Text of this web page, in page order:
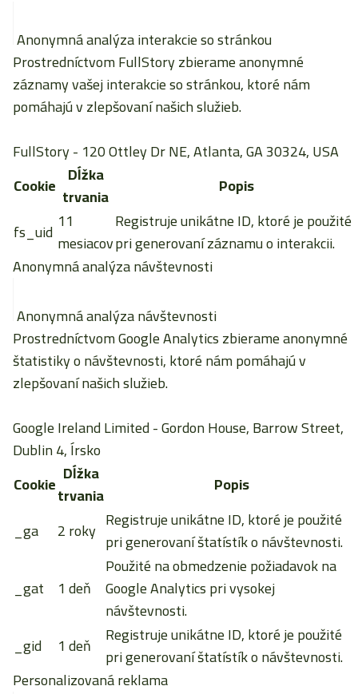
Anonymná analýza interakcie so stránkou
Prostredníctvom FullStory zbierame anonymné
záznamy vašej interakcie so stránkou, ktoré nám
pomáhajú v zlepšovaní našich služieb.
FullStory- 120 Ottley Dr NE, Atlanta, GA 30324, USA
Cookie Dĺžka
trvania
Popis
fs_uid 11
mesiacov
Registruje unikátne ID, ktoré je použité
pri generovaní záznamu o interakcii.
Anonymná analýza návštevnosti
Anonymná analýza návštevnosti
Prostredníctvom Google Analytics zbierame anonymné
štatistiky o návštevnosti, ktoré nám pomáhajú v
zlepšovaní našich služieb.
Google Ireland Limited- Gordon House, Barrow Street,
Dublin 4, Írsko
Cookie Dĺžka
trvania
Popis
_ga
2 roky Registruje unikátne ID, ktoré je použité
pri generovaní štatístík o návštevnosti.
_gat
1 deň
Použité na obmedzenie požiadavok na
Google Analytics pri vysokej
návštevnosti.
_gid
1 deň
Registruje unikátne ID, ktoré je použité
pri generovaní štatístík o návštevnosti.
Personalizovaná reklama